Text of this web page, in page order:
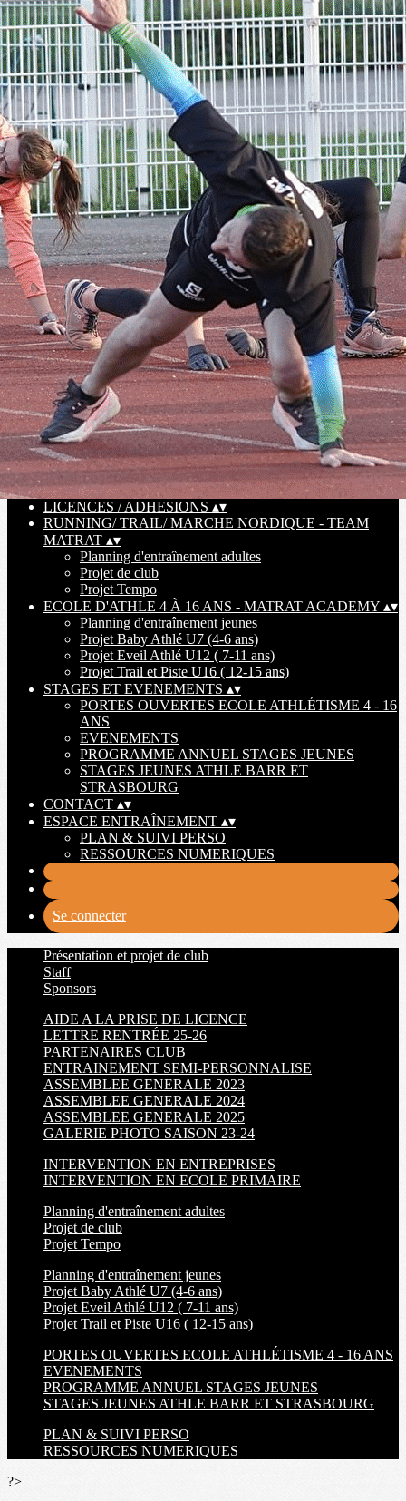
Exporter les lignes sélectionnées
Exporter toutes les colonnes
Exporter uniquement les colonnes affichées
Menu
Ajoutez un logo, un bouton, des réseaux sociaux
Cliquez pour éditer
NOTRE CLUB▴▾
Présentation et projet de club
Staff
Sponsors
PARCOURS DE TRAIL - UNI'VERT TRAIL BARR
▴ ▾
VIE DU CLUB▴▾
AIDE A LA PRISE DE LICENCE
LETTRE RENTRÉE 25-26
PARTENAIRES CLUB
ENTRAINEMENT SEMI-PERSONNALISE
ASSEMBLEE GENERALE 2023
ASSEMBLEE GENERALE 2024
ASSEMBLEE GENERALE 2025
GALERIE PHOTO SAISON 23-24
POUR LES COLLECTIVITES▴▾
INTERVENTION EN ENTREPRISES
INTERVENTION EN ECOLE PRIMAIRE
TEXTILES EN LIGNE▴▾
LICENCES / ADHESIONS ▴▾
RUNNING/ TRAIL/ MARCHE NORDIQUE - TEAM
MATRAT ▴▾
Planning d'entraînement adultes
Projet de club
Projet Tempo
ECOLE D'ATHLE 4 À 16 ANS - MATRAT ACADEMY ▴▾
Planning d'entraînement jeunes
Projet Baby Athlé U7 (4-6 ans)
Projet Eveil Athlé U12 ( 7-11 ans)
Projet Trail et Piste U16 ( 12-15 ans)
STAGES ET EVENEMENTS ▴▾
PORTES OUVERTES ECOLE ATHLÉTISME 4 - 16
ANS
EVENEMENTS
PROGRAMME ANNUEL STAGES JEUNES
STAGES JEUNES ATHLE BARR ET
STRASBOURG
CONTACT ▴▾
ESPACE ENTRAÎNEMENT ▴▾
PLAN & SUIVI PERSO
RESSOURCES NUMERIQUES
Se connecter
Présentation et projet de club
Staff
Sponsors
AIDE A LA PRISE DE LICENCE
LETTRE RENTRÉE 25-26
PARTENAIRES CLUB
ENTRAINEMENT SEMI-PERSONNALISE
ASSEMBLEE GENERALE 2023
ASSEMBLEE GENERALE 2024
ASSEMBLEE GENERALE 2025
GALERIE PHOTO SAISON 23-24
INTERVENTION EN ENTREPRISES
INTERVENTION EN ECOLE PRIMAIRE
Planning d'entraînement adultes
Projet de club
Projet Tempo
Planning d'entraînement jeunes
Projet Baby Athlé U7 (4-6 ans)
Projet Eveil Athlé U12 ( 7-11 ans)
Projet Trail et Piste U16 ( 12-15 ans)
PORTES OUVERTES ECOLE ATHLÉTISME 4 - 16 ANS
EVENEMENTS
PROGRAMME ANNUEL STAGES JEUNES
STAGES JEUNES ATHLE BARR ET STRASBOURG
PLAN & SUIVI PERSO
RESSOURCES NUMERIQUES
?>